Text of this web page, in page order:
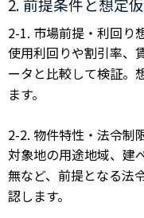
2. 前提条件と想定
2-1. 市場前提・利回り
使用利回りや割引率、
ータと比較して検証。
ます。
2-2. 物件特性・法令制
対象地の用途地域、建
無など、前提となる法
認します。